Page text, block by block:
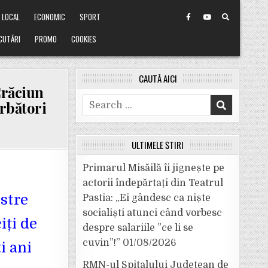
LOCAL ECONOMIC
SPORT
PROMO COOKIES
de
ani
CAUTĂ AICI
Search
for:
ULTIMELE ȘTIRI
Primarul Misăilă îi jignește pe
actorii îndepărtați din Teatrul
Pastia: „Ei gândesc ca niște
socialiști atunci când vorbesc
despre salariile ”ce li se
cuvin”!” 01/08/2026
RMN-ul Spitalului Județean de